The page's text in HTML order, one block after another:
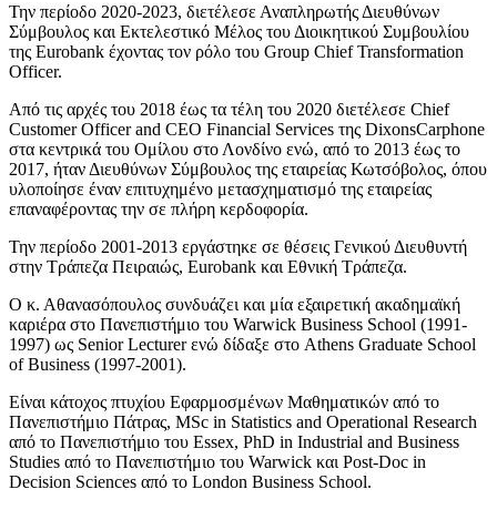
Την περίοδο 2020-2023, διετέλεσε Αναπληρωτής Διευθύνων
Σύμβουλος και Εκτελεστικό Μέλος του Διοικητικού Συμβουλίου
της Eurobank έχοντας τον ρόλο του Group Chief Transformation
Officer.
Από τις αρχές του 2018 έως τα τέλη του 2020 διετέλεσε Chief
Customer Officer and CEO Financial Services της DixonsCarphone
στα κεντρικά του Ομίλου στο Λονδίνο ενώ, από το 2013 έως το
2017, ήταν Διευθύνων Σύμβουλος της εταιρείας Κωτσόβολος, όπου
υλοποίησε έναν επιτυχημένο μετασχηματισμό της εταιρείας
επαναφέροντας την σε πλήρη κερδοφορία.
Την περίοδο 2001-2013 εργάστηκε σε θέσεις Γενικού Διευθυντή
στην Τράπεζα Πειραιώς, Eurobank και Εθνική Τράπεζα.
Ο κ. Αθανασόπουλος συνδυάζει και μία εξαιρετική ακαδημαϊκή
καριέρα στο Πανεπιστήμιο του Warwick Business School (1991-
1997) ως Senior Lecturer ενώ δίδαξε στο Athens Graduate School
of Business (1997-2001).
Είναι κάτοχος πτυχίου Εφαρμοσμένων Μαθηματικών από το
Πανεπιστήμιο Πάτρας, MSc in Statistics and Operational Research
από το Πανεπιστήμιο του Essex, PhD in Industrial and Business
Studies από το Πανεπιστήμιο του Warwick και Post-Doc in
Decision Sciences από το London Business School.